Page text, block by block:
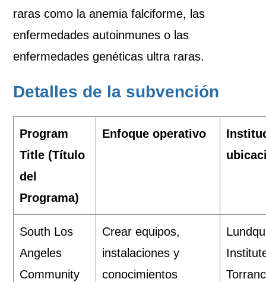
raras como la anemia falciforme, las
enfermedades autoinmunes o las
enfermedades genéticas ultra raras.
Detalles de la subvención
Program
Title (Título
del
Programa)
Enfoque operativo
South Los
Angeles
Community
Crear equipos,
instalaciones y
conocimientos